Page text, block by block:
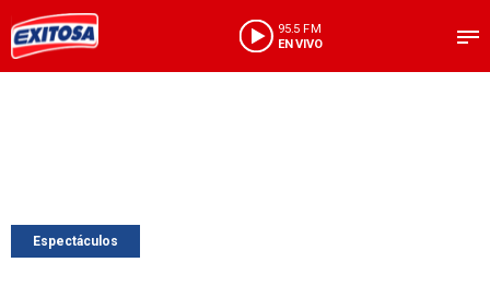
95.5 FM
EN VIVO
Espectáculos